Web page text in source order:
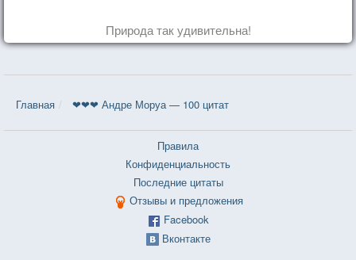
Природа так удивительна!
Главная ❤❤❤ Андре Моруа — 100 цитат
Правила
Конфиденциальность
Последние цитаты
Отзывы и предложения
Facebook
Вконтакте